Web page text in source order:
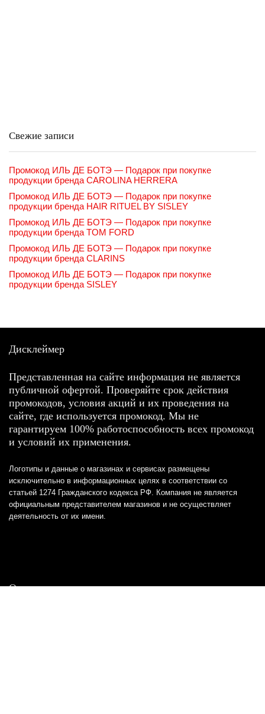
Свежие записи
Промокод ИЛЬ ДЕ БОТЭ — Подарок при покупке
продукции бренда CAROLINA HERRERA
Промокод ИЛЬ ДЕ БОТЭ — Подарок при покупке
продукции бренда HAIR RITUEL BY SISLEY
Промокод ИЛЬ ДЕ БОТЭ — Подарок при покупке
продукции бренда TOM FORD
Промокод ИЛЬ ДЕ БОТЭ — Подарок при покупке
продукции бренда CLARINS
Промокод ИЛЬ ДЕ БОТЭ — Подарок при покупке
продукции бренда SISLEY
Дисклеймер
Представленная на сайте информация не является
публичной офертой. Проверяйте срок действия
промокодов, условия акций и их проведения на
сайте, где используется промокод. Мы не
гарантируем 100% работоспособность всех промокод
и условий их применения.
Логотипы и данные о магазинах и сервисах размещены
исключительно в информационных целях в соответствии со
статьей 1274 Гражданского кодекса РФ. Компания не является
официальным представителем магазинов и не осуществляет
деятельность от их имени.
Отказ от ответственности